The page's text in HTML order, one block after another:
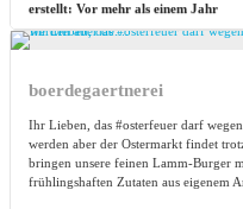
erstellt: Vor mehr als einem Jahr
boerdegaertnerei
Ihr Lieben, das #osterfeuer darf
werden aber der Ostermarkt findet
bringen unsere feinen Lamm-Burger
frühlingshaften Zutaten aus eigenem